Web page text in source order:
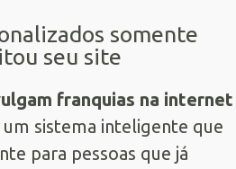
somente
seu site
franquias na internet
um sistema inteligente que
para pessoas que já